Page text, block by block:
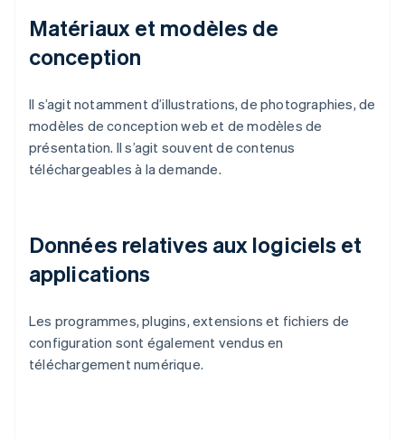
Matériaux et modèles de
conception
Il s’agit notamment d’illustrations, de photographies, de
modèles de conception web et de modèles de
présentation. Il s’agit souvent de contenus
téléchargeables à la demande.
Données relatives aux logiciels et
applications
Les programmes, plugins, extensions et fichiers de
configuration sont également vendus en
téléchargement numérique.